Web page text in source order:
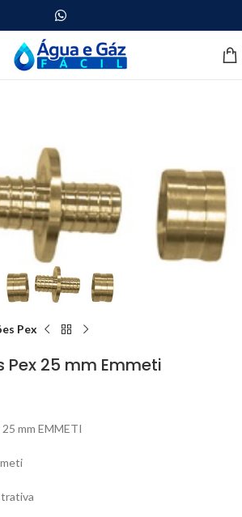
Pex
Pex 25 mm Emmeti
mm EMMETI